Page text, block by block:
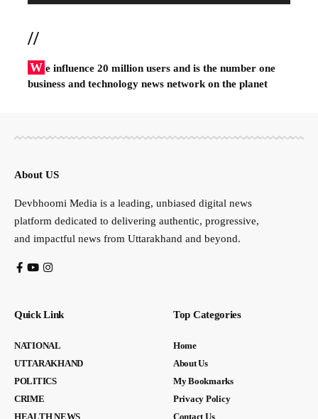
//
W e influence 20 million users and is the number one
business and technology news network on the planet
About US
Devbhoomi Media is a leading, unbiased digital news
platform dedicated to delivering authentic, progressive,
and impactful news from Uttarakhand and beyond.
Quick Link
NATIONAL
UTTARAKHAND
POLITICS
CRIME
HEALTH NEWS
Top Categories
Home
About Us
My Bookmarks
Privacy Policy
Contact Us